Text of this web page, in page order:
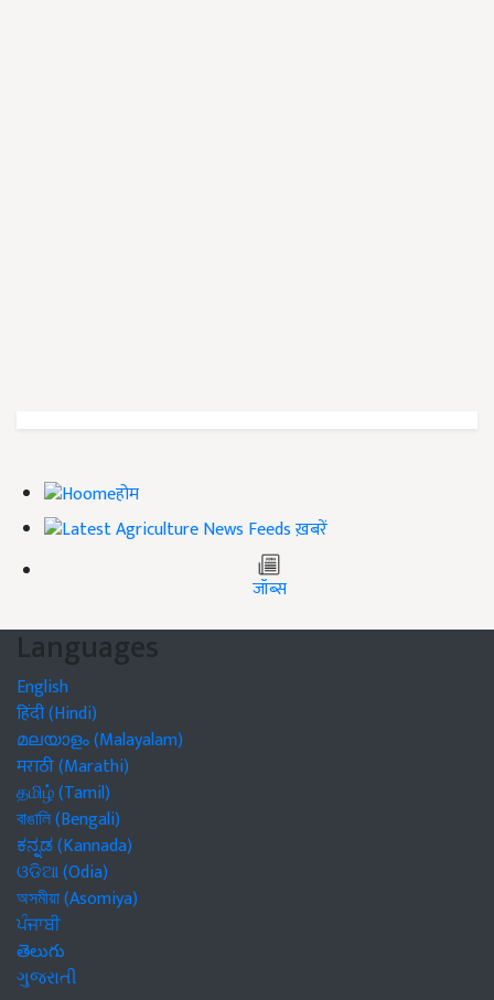
होम
ख़बरें
जॉब्स
Languages
English
हिंदी (Hindi)
മലയാളം (Malayalam)
मराठी (Marathi)
தமிழ் (Tamil)
বাঙালি (Bengali)
ಕನ್ನಡ (Kannada)
ଓଡିଆ (Odia)
অসমীয়া (Asomiya)
ਪੰਜਾਬੀ
తెలుగు
ગુજરાતી